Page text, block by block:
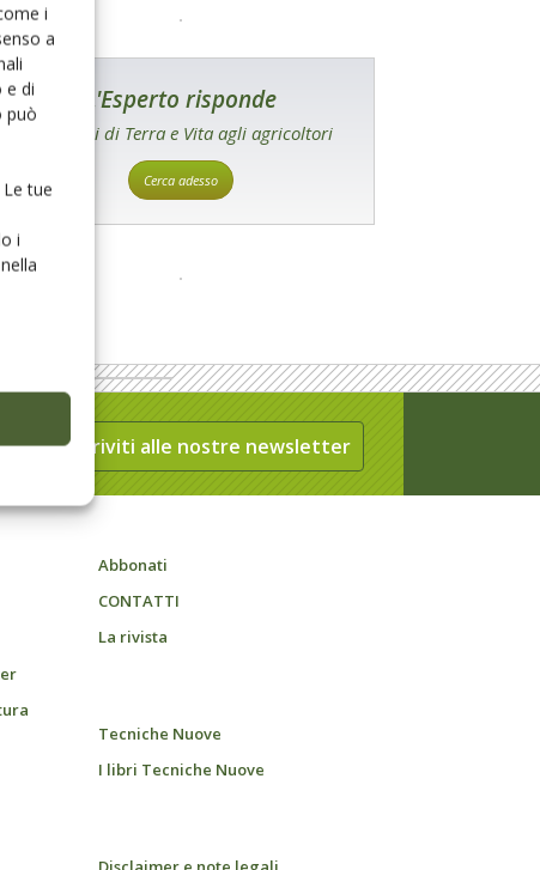
i
a
e di
può
tue
i
L'Esperto risponde
I consigli di Terra e Vita agli agricoltori
Cerca adesso
Iscriviti alle nostre newsletter
Abbonati
CONTATTI
La rivista
Tecniche Nuove
I libri Tecniche Nuove